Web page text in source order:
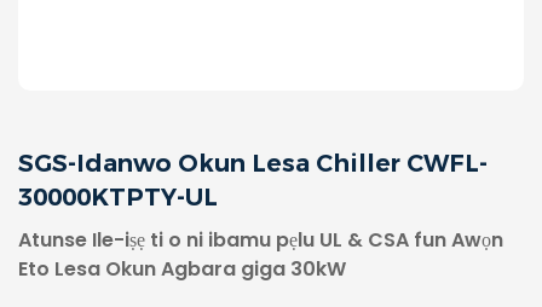
SGS-Idanwo Okun Lesa Chiller CWFL-
30000KTPTY-UL
Atunse Ile-iṣẹ ti o ni ibamu pẹlu UL & CSA fun Awọn
Eto Lesa Okun Agbara giga 30kW